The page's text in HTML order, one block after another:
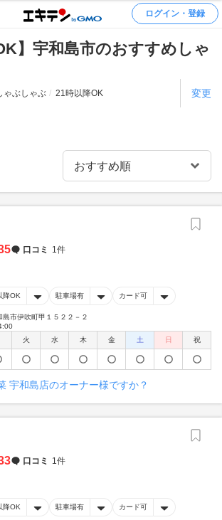
ログイン・登録
】宇和島市のおすすめしゃ
ゃぶしゃぶ 21時以降OK 変更
口コミ 1件
降OK 駐車場有 カード可
島市伊吹町甲１５２２－２
火 水 木 金 土 日 祝
宇和島店のオーナー様ですか？
口コミ 1件
降OK 駐車場有 カード可